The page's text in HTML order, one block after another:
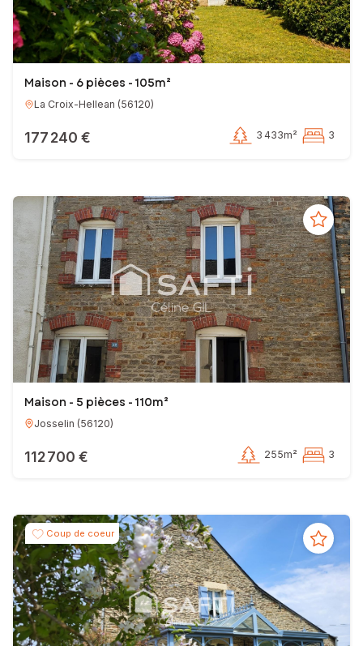
Maison - 6 pièces - 105m²
La Croix-Hellean (56120)
177 240 € 3 433m² 3
Maison - 5 pièces - 110m²
Josselin (56120)
112 700 € 255m² 3
Coup de coeur